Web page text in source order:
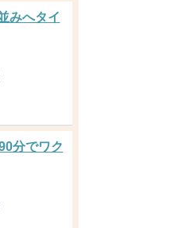
みへタイ
分でワク